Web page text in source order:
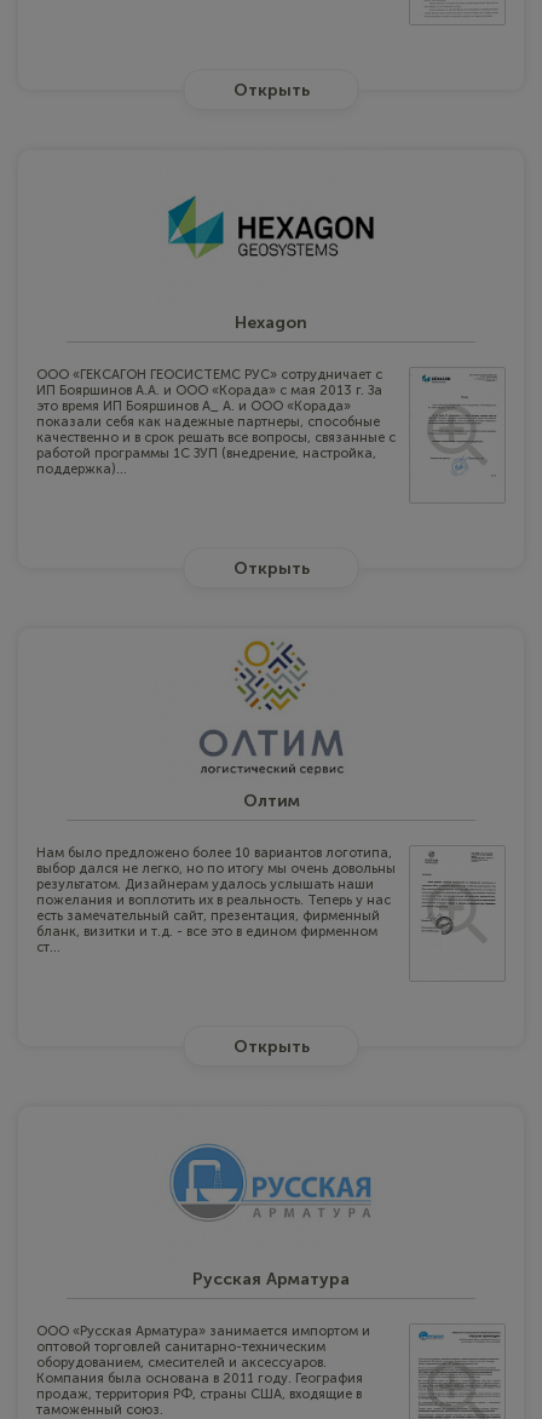
Открыть
Hexagon
ООО «ГЕКСАГОН ГЕОСИСТЕМС РУС» сотрудничает с
ИП Бояршинов А.А. и ООО «Корада» с мая 2013 г. За
это время ИП Бояршинов А_ А. и ООО «Корада»
показали себя как надежные партнеры, способные
качественно и в срок решать все вопросы, связанные с
работой программы 1С ЗУП (внедрение, настройка,
поддержка)...
Открыть
Олтим
Нам было предложено более 10 вариантов логотипа,
выбор дался не легко, но по итогу мы очень довольны
результатом. Дизайнерам удалось услышать наши
пожелания и воплотить их в реальность. Теперь у нас
есть замечательный сайт, презентация, фирменный
бланк, визитки и т.д. - все это в едином фирменном
ст...
Открыть
Русская Арматура
ООО «Русская Арматура» занимается импортом и
оптовой торговлей санитарно-техническим
оборудованием, смесителей и аксессуаров.
Компания была основана в 2011 году. География
продаж, территория РФ, страны США, входящие в
таможенный союз.